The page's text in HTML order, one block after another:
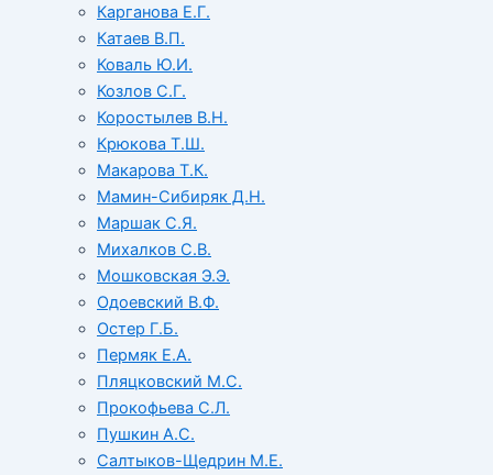
Карганова Е.Г.
Катаев В.П.
Коваль Ю.И.
Козлов С.Г.
Коростылев В.Н.
Крюкова Т.Ш.
Макарова Т.К.
Мамин-Сибиряк Д.Н.
Маршак С.Я.
Михалков С.В.
Мошковская Э.Э.
Одоевский В.Ф.
Остер Г.Б.
Пермяк Е.А.
Пляцковский М.С.
Прокофьева С.Л.
Пушкин А.С.
Салтыков-Щедрин М.Е.